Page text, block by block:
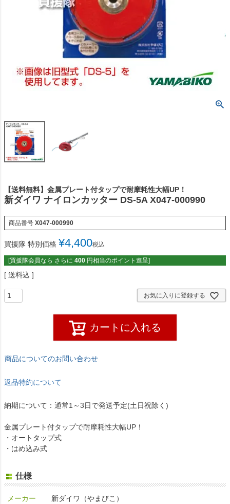
【送料無料】金属プレート付タップで耐摩耗性大幅UP！
新ダイワ ナイロンカッター DS-5A X047-000990
商品番号 X047-000990
買援隊 特別価格 ¥4,400税込
[買援隊会員なら さらに 400 円相当のポイント進呈]
送料込
お気に入りに登録する
カートに入れる
商品についてのお問い合わせ
返品特約について
納期について：通常1～3日で発送予定(土日祝除く)
金属プレート付タップで耐摩耗性大幅UP！
・オートタップ式
・はめ込み式
仕様
メーカー 新ダイワ（やまびこ）